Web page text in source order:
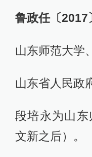
鲁政任〔2017
山东师范大学
山东省人民政
段培永为山
文新之后）。